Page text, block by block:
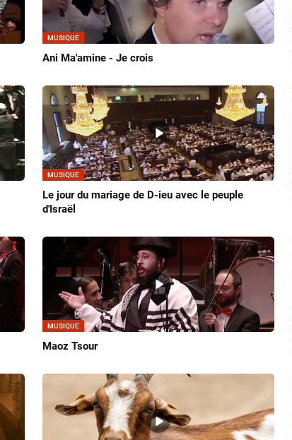
MUSIQUE
Ani Ma'amine - Je crois
MUSIQUE
Le jour du mariage de D-ieu avec le peuple
d'Israël
MUSIQUE
Maoz Tsour